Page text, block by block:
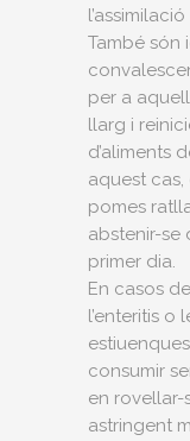
També són
per a
llarg i
d’aliments
aquest
pomes
abstenir-se
primer dia.
En casos
l’enteritis o
consumir
en rovellar-
astringent